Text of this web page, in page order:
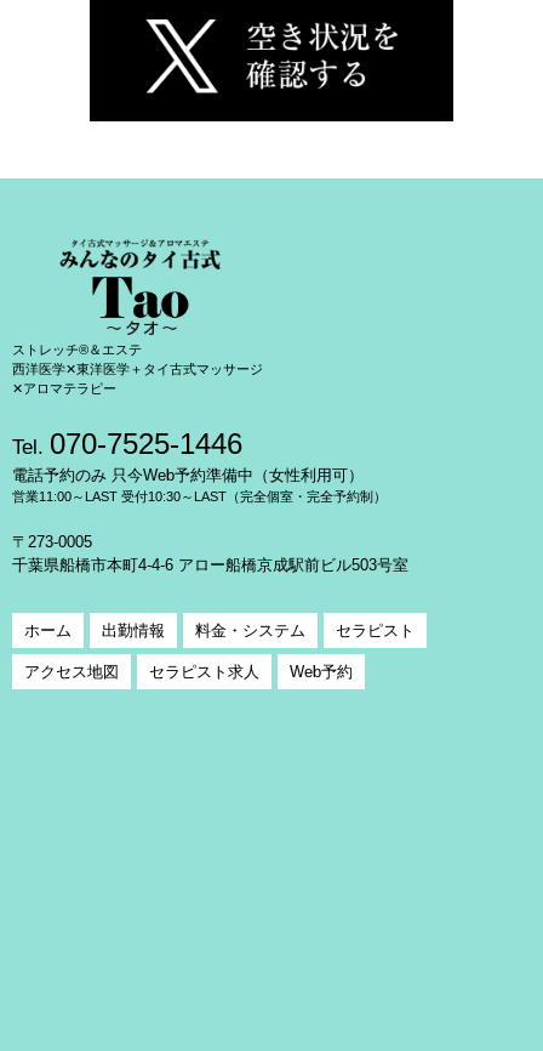
ストレッチ®＆エステ
西洋医学✕東洋医学＋タイ古式マッサージ
✕アロマテラピー
Tel. 070-7525-1446
電話予約のみ 只今Web予約準備中（女性利用可）
営業11:00～LAST 受付10:30～LAST（完全個室・完全予約制）
〒273-0005
千葉県船橋市本町4-4-6 アロー船橋京成駅前ビル503号室
ホーム 出勤情報 料金・システム セラピスト
アクセス地図 セラピスト求人 Web予約